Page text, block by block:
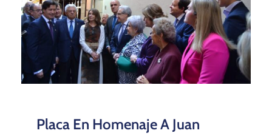
Placa En Homenaje A Juan